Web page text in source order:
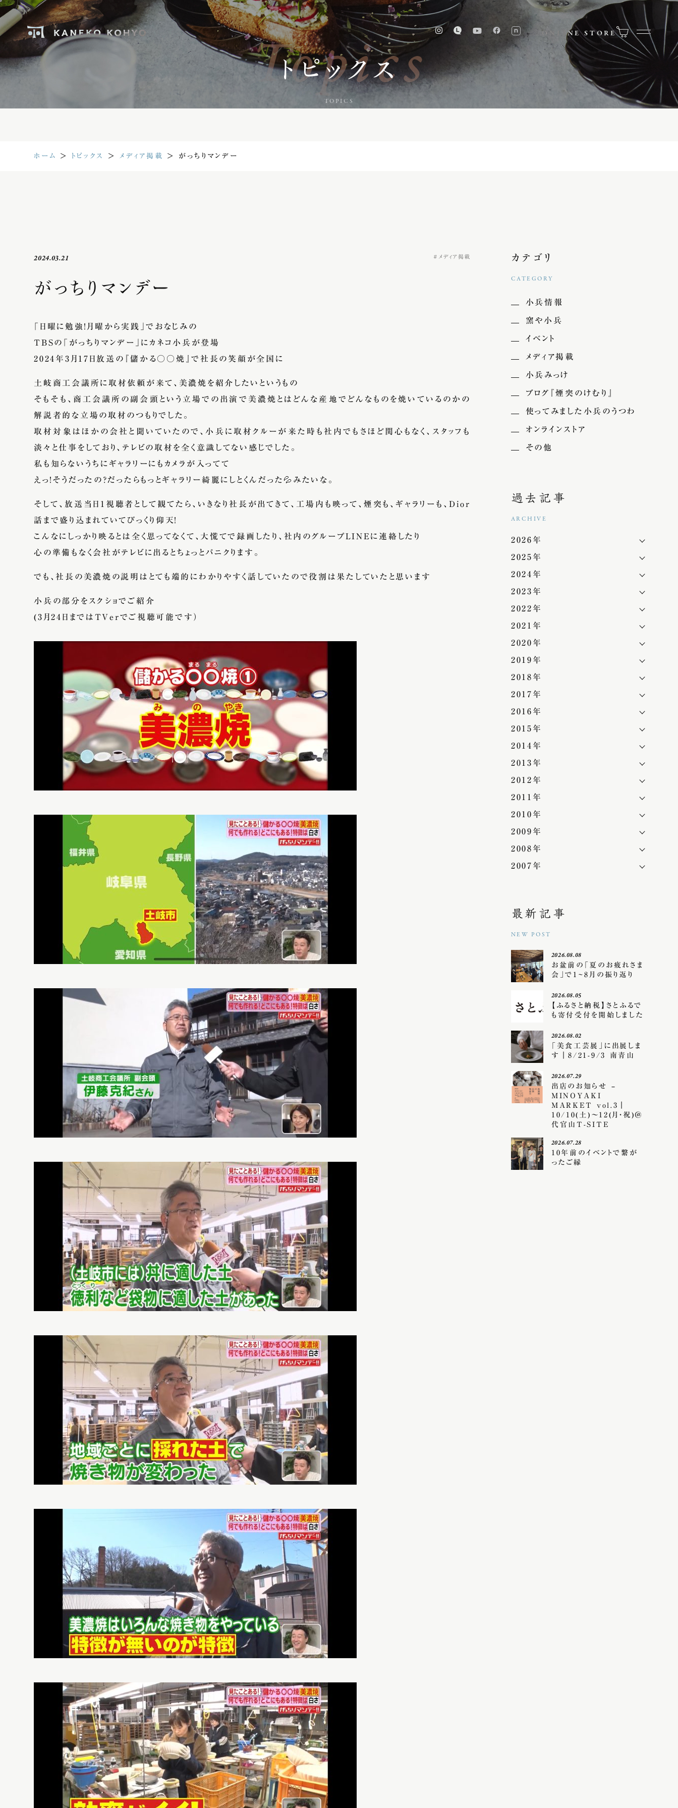
ONLINE STORE
Topics
トピックス
TOPICS
ホーム ＞ トピックス ＞ メディア掲載 ＞ がっちりマンデー
2024.03.21 メディア掲載
がっちりマンデー
「日曜に勉強！月曜から実践」でおなじみの
TBSの「がっちりマンデー」にカネコ小兵が登場
2024年3月17日放送の『儲かる○○焼』で社長の笑顔が全国に
土岐商工会議所に取材依頼が来て、美濃焼を紹介したいというもの
そもそも、商工会議所の副会頭という立場での出演で美濃焼とはどんな産地でどんなものを焼いているのかの
解説者的な立場の取材のつもりでした。
取材対象はほかの会社と聞いていたので、小兵に取材クルーが来た時も社内でもさほど関心もなく、スタッフも
淡々と仕事をしており、テレビの取材を全く意識してない感じでした。
私も知らないうちにギャラリーにもカメラが入ってて
えっ！そうだったの？だったらもっとギャラリー綺麗にしとくんだった💦みたいな。
そして、放送当日1視聴者として観てたら、いきなり社長が出てきて、工場内も映って、煙突も、ギャラリーも、Dior
話まで盛り込まれていてびっくり仰天！
こんなにしっかり映るとは全く思ってなくて、大慌てで録画したり、社内のグループLINEに連絡したり
心の準備もなく会社がテレビに出るとちょっとパニクります。
でも、社長の美濃焼の説明はとても端的にわかりやすく話していたので役割は果たしていたと思います
小兵の部分をスクショでご紹介
(3月24日まではTVerでご視聴可能です）
カテゴリ
CATEGORY
小兵情報
窯や小兵
イベント
メディア掲載
小兵みっけ
ブログ『煙突のけむり』
使ってみました小兵のうつわ
オンラインストア
その他
過去記事
ARCHIVE
2026年
2025年
2024年
2023年
2022年
2021年
2020年
2019年
2018年
2017年
2016年
2015年
2014年
2013年
2012年
2011年
2010年
2009年
2008年
2007年
最新記事
NEW POST
2026.08.08
お盆前の「夏のお疲れさま
会」で1~8月の振り返り
2026.08.05
【ふるさと納税】さとふるで
も寄付受付を開始しました
2026.08.02
「美食工芸展」に出展しま
す｜8/21-9/3 南青山
2026.07.29
出店のお知らせ –
MINOYAKI
MARKET vol.3｜
10/10(土)〜12(月・祝)＠
代官山T-SITE
2026.07.28
10年前のイベントで繋が
ったご縁